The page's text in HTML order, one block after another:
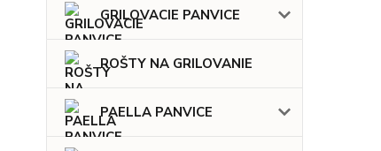
GRILOVACIE PANVICE
ROŠTY NA GRILOVANIE
PAELLA PANVICE